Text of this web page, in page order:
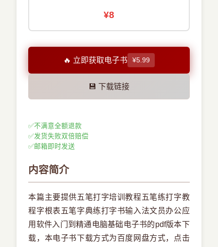
¥8
🔥 立即获取电子书 ¥5.99
💾 下载链接
✅不满意全额退款
✅发货失败双倍赔偿
✅邮箱即时发送
内容简介
本篇主要提供五笔打字培训教程五笔练打字教
程字根表五笔字典练打字书输入法文员办公应
用软件入门到精通电脑基础电子书的pdf版本下
载，本电子书下载方式为百度网盘方式，点击